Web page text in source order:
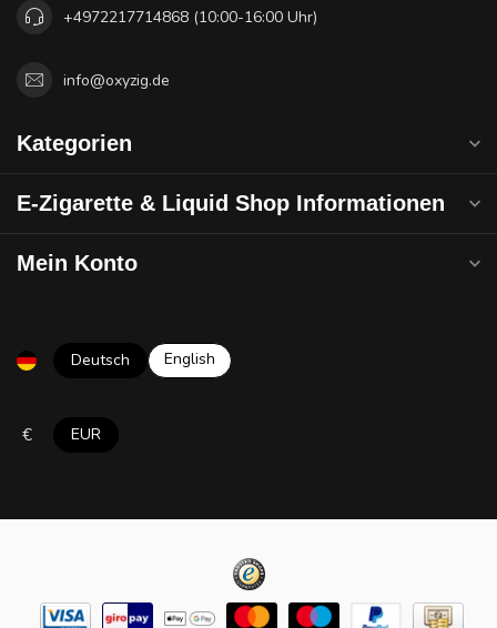
+4972217714868 (10:00-16:00 Uhr)
info@oxyzig.de
Kategorien
E-Zigarette & Liquid Shop Informationen
Mein Konto
Deutsch English
€ EUR